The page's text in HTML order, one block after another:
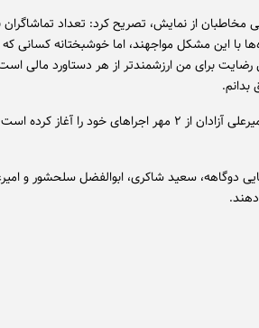
مخاطبان از نمایش، تصریح کرد: تعداد تماشاگران
با این مشکل مواجهند، اما خوشبختانه کسانی که
رضایت برای من ارزشمندتر از هر دستاورد مالی
نمایش «کهنه کار» به نویسندگی و کارگردانی امیرعلی آزادان از ۲ مهر اجراهای خود را آغاز
دوگاهه، سعید شاکری، ابوالفضل سلحشور و